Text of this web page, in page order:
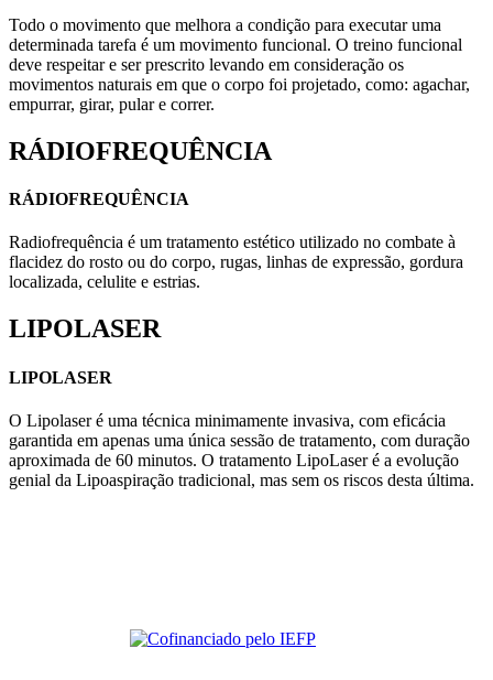
Todo o movimento que melhora a condição para executar uma
determinada tarefa é um movimento funcional. O treino funcional
deve respeitar e ser prescrito levando em consideração os
movimentos naturais em que o corpo foi projetado, como: agachar,
empurrar, girar, pular e correr.
RÁDIOFREQUÊNCIA
RÁDIOFREQUÊNCIA
Radiofrequência é um tratamento estético utilizado no combate à
flacidez do rosto ou do corpo, rugas, linhas de expressão, gordura
localizada, celulite e estrias.
LIPOLASER
LIPOLASER
O Lipolaser é uma técnica minimamente invasiva, com eficácia
garantida em apenas uma única sessão de tratamento, com duração
aproximada de 60 minutos. O tratamento LipoLaser é a evolução
genial da Lipoaspiração tradicional, mas sem os riscos desta última.